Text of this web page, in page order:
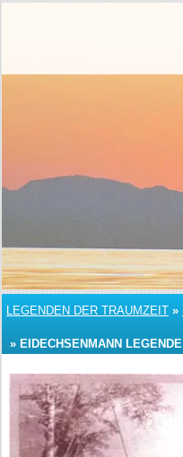
LEGENDEN DER TRAUMZEIT »
» EIDECHSENMANN LEGENDE